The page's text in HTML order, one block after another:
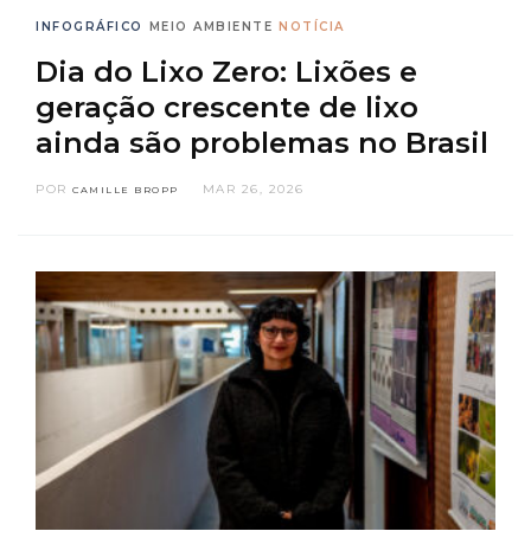
INFOGRÁFICO MEIO AMBIENTE NOTÍCIA
Dia do Lixo Zero: Lixões e
geração crescente de lixo
ainda são problemas no Brasil
POR CAMILLE BROPP MAR 26, 2026